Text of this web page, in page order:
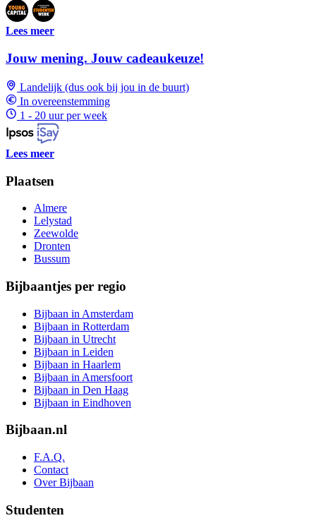
Lees meer
Jouw mening. Jouw cadeaukeuze!
Landelijk (dus ook bij jou in de buurt)
In overeenstemming
1 - 20 uur per week
Lees meer
Plaatsen
Almere
Lelystad
Zeewolde
Dronten
Bussum
Bijbaantjes per regio
Bijbaan in Amsterdam
Bijbaan in Rotterdam
Bijbaan in Utrecht
Bijbaan in Leiden
Bijbaan in Haarlem
Bijbaan in Amersfoort
Bijbaan in Den Haag
Bijbaan in Eindhoven
Bijbaan.nl
F.A.Q.
Contact
Over Bijbaan
Studenten